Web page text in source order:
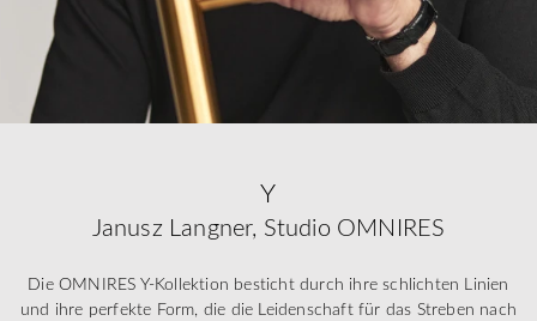
Y
Janusz Langner, Studio OMNIRES
Die OMNIRES Y-Kollektion besticht durch ihre schlichten Linien
und ihre perfekte Form, die die Leidenschaft für das Streben nach